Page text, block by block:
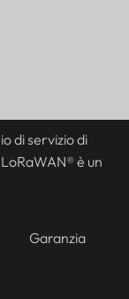
di servizio di
è un
Garanzia
FR
AR